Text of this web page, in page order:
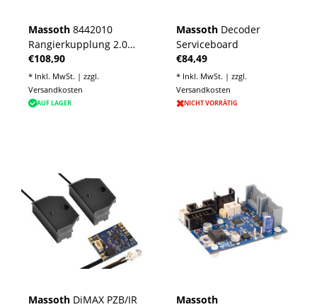
Massoth 8442010
Rangierkupplung 2.0
(2/Pack)
€108,90
* Inkl. MwSt. | zzgl.
Versandkosten
AUF LAGER
Massoth Decoder
Serviceboard
€84,49
* Inkl. MwSt. | zzgl.
Versandkosten
NICHT VORRÄTIG
Massoth DiMAX PZB/IR
Massoth